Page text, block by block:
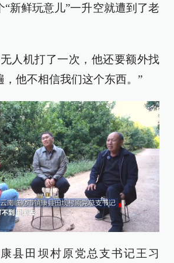
“新鲜玩意儿”一升空就遭到了老
人机打了一次，他还要额外找
，他不相信我们这个东西。”
县田坝村原党总支书记王习